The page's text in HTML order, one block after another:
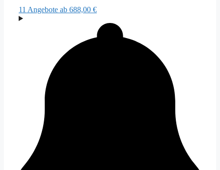
11 Angebote ab 688,00 €